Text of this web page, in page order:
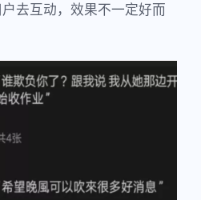
去互动，效果不一定好而